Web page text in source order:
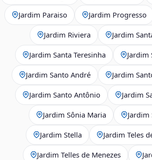
Jardim Paraiso Jardim Progresso
Jardim Riviera Jardim
Jardim Santa Teresinha Jardim
Jardim Santo André Jardim
Jardim Santo Antônio Jardim
Jardim Sônia Maria Jardim
Jardim Stella Jardim Teles
Jardim Telles de Menezes